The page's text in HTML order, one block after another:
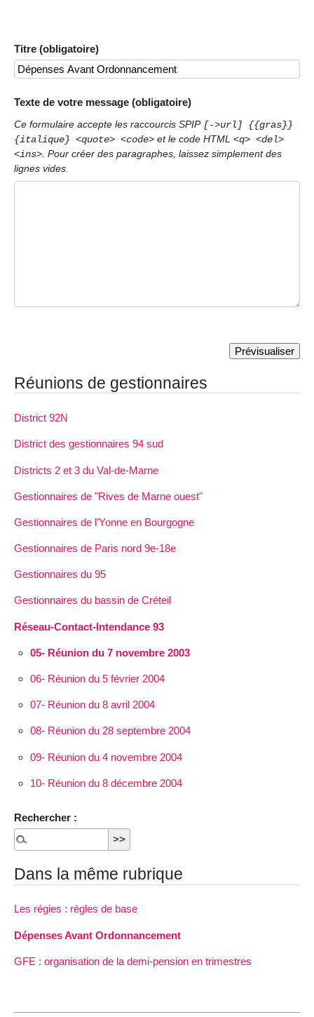
Titre (obligatoire)
Texte de votre message (obligatoire)
Ce formulaire accepte les raccourcis SPIP [->url] {{gras}}
{italique} <quote> <code> et le code HTML <q> <del>
<ins>. Pour créer des paragraphes, laissez simplement des
lignes vides.
Réunions de gestionnaires
District 92N
District des gestionnaires 94 sud
Districts 2 et 3 du Val-de-Marne
Gestionnaires de "Rives de Marne ouest"
Gestionnaires de l’Yonne en Bourgogne
Gestionnaires de Paris nord 9e-18e
Gestionnaires du 95
Gestionnaires du bassin de Créteil
Réseau-Contact-Intendance 93
05- Réunion du 7 novembre 2003
06- Réunion du 5 février 2004
07- Réunion du 8 avril 2004
08- Réunion du 28 septembre 2004
09- Réunion du 4 novembre 2004
10- Réunion du 8 décembre 2004
Rechercher :
Dans la même rubrique
Les régies : règles de base
Dépenses Avant Ordonnancement
GFE : organisation de la demi-pension en trimestres